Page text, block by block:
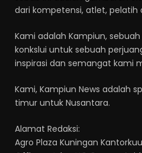
dari kompetensi, atlet, pelatih
Kami adalah Kampiun,
konkslui untuk sebuah
inspirasi dan semangat kami
Kami, Kampiun News adalah
timur untuk Nusantara.
Alamat Redaksi:
Agro Plaza Kuningan